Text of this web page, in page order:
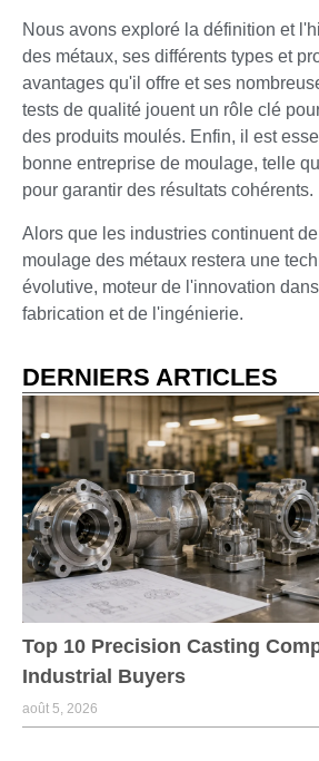
Nous avons exploré la définition et
des métaux, ses différents types et
avantages qu'il offre et ses
tests de qualité jouent un rôle clé
des produits moulés. Enfin, il est
bonne entreprise de moulage, telle
pour garantir des résultats cohérents.
Alors que les industries continuent
moulage des métaux restera une
évolutive, moteur de l'innovation
fabrication et de l'ingénierie.
DERNIERS ARTICLES
Top 10 Precision Casting
Industrial Buyers
août 5, 2026